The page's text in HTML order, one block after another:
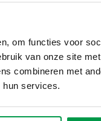
om functies voor
van onze site
combineren met
hun services.et